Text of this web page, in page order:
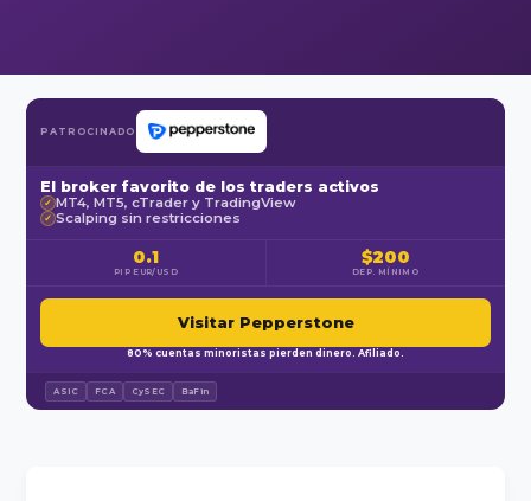
PATROCINADO
El broker favorito de los traders activos
✓ MT4, MT5, cTrader y TradingView
✓ Scalping sin restricciones
0.1
PIP EUR/USD
$200
DEP. MÍNIMO
Visitar Pepperstone
80% cuentas minoristas pierden dinero. Afiliado.
ASIC FCA CySEC BaFin